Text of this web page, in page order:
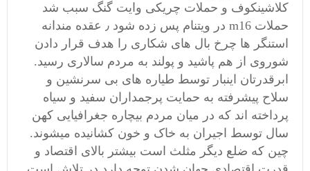
کلاشینکوف و حملات چریکی وایت گنگ سبب شد
حملات m16 در ویتنام پس زده شود ٫ عقده مندانه
استنگر ها چرخ بال های شکاری را هدف قرار دادن
شوروی از هم پاشید و پولند به مردم سالاری رسید.
ابرقدرتان اینبار توسط طیاره های بی سرنشین و
سلاح پیشرفته به حمایت پرجمداران سفید و سیاه
پرداخته اند که در میان مردم بیچاره جغرافیایی کهن
سال توسط اجیران به خاک و خون کشانیده میشوند.
چین که ضلع دیگر مثلث است بیشتر بالای اقتصاد و